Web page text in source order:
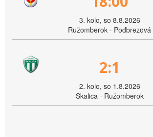
3. kolo, so 8.8.2026
Ružomberok - Podbrezová
2:1
2. kolo, so 1.8.2026
Skalica - Ružomberok